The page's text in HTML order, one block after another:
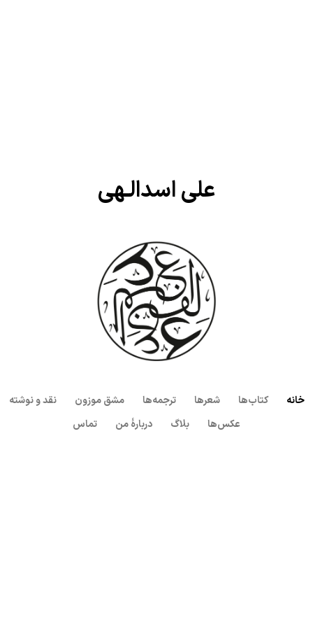
علی اسدالـهی
خانه کتاب‌ها شعرها ترجمه‌ها مشق موزون
نقد و نوشته
عکس‌ها
بلاگ دربارهٔ من تماس